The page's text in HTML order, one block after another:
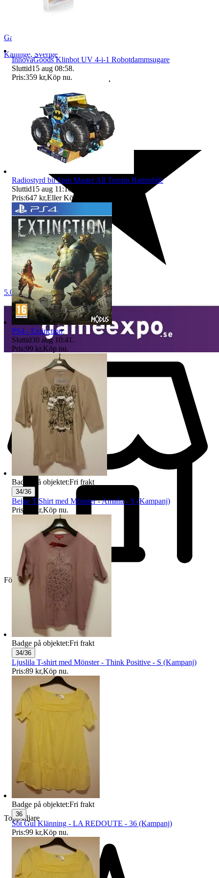
Gameexpo
Kallinge, Sverige
5.0
Företag
Toppsäljare
InnovaGoods Klinbot UV 4-i-1 Robotdammsugare
Sluttid15 aug 08:58.
Pris:359 kr,Köp nu.
Radiostyrd bil Spin Master All Terrain Batmobile
Sluttid15 aug 11:16
Pris:647 kr,Eller Köp nu
PS4 - Extinction
Sluttid30 aug 10:41 .
Pris:99 kr,Köp nu.
Badge på objektet:Fri frakt
34/36
Beige T-Shirt med Mönster - Amalia - S (Kampanj)
Pris:
89 kr,Köp nu.
Badge på objektet:Fri frakt
34/36
Ljuslila T-shirt med Mönster - Think Positive - S (Kampanj)
Pris:89 kr,Köp nu.
Badge på objektet:Fri frakt
36
Söt Gul Klänning - LA REDOUTE - 36 (Kampanj)
Pris:99 kr,Köp nu.